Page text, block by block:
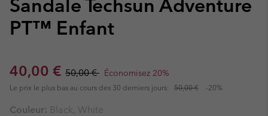
Sandale Techsun Adventure
PT™ Enfant
Sale price:
40,00 € Regular price:
50,00 € Économisez 20%
Le prix le plus bas au cours des 30 derniers jours: 50,00 € -20%
Couleur: Black, White